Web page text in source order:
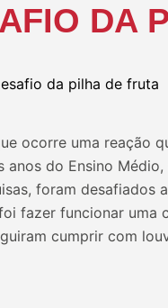
DA
ocorre uma reação
anos do Ensino
foram
fazer funcionar uma
cumprir com